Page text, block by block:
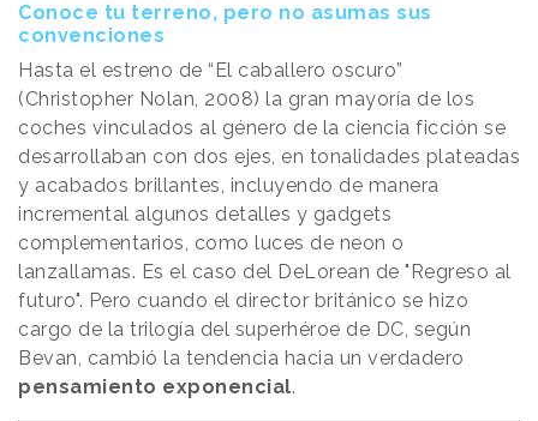
Conoce tu terreno, pero no asumas sus
convenciones
Hasta el estreno de “El caballero oscuro”
(Christopher Nolan, 2008) la gran mayoría de los
coches vinculados al género de la ciencia ficción se
desarrollaban con dos ejes, en tonalidades plateadas
y acabados brillantes, incluyendo de manera
incremental algunos detalles y gadgets
complementarios, como luces de neon o
lanzallamas. Es el caso del DeLorean de "Regreso al
futuro". Pero cuando el director británico se hizo
cargo de la trilogía del superhéroe de DC, según
Bevan, cambió la tendencia hacia un verdadero
pensamiento exponencial.